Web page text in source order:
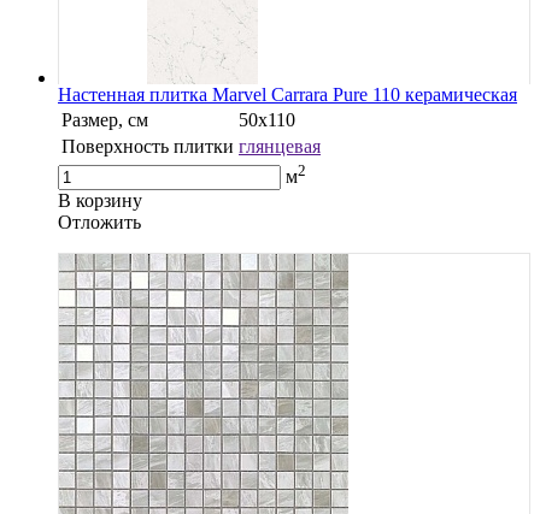
Настенная плитка Marvel Carrara Pure 110 керамическая
Размер, см
50х110
Поверхность плитки глянцевая
м2
В корзину
Oтложить